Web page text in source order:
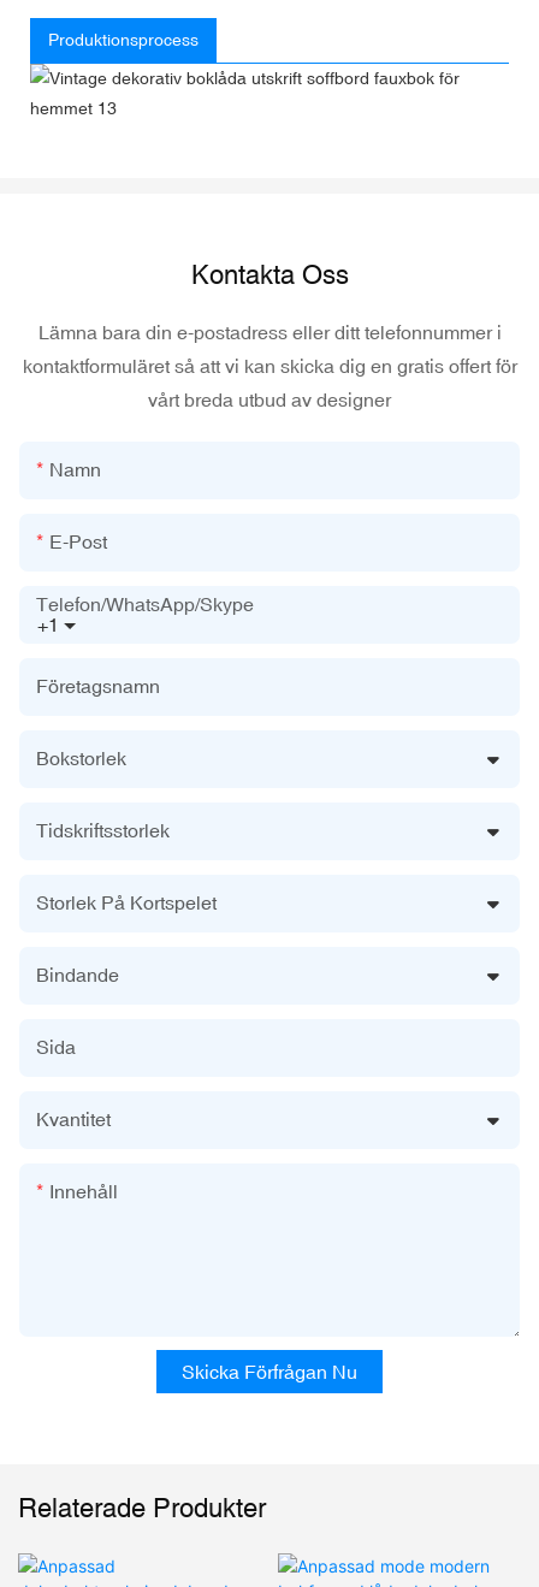
Produktionsprocess
Kontakta Oss
Lämna bara din e-postadress eller ditt telefonnummer i
kontaktformuläret så att vi kan skicka dig en gratis offert för
vårt breda utbud av designer
Namn
E-Post
+1
Telefon/WhatsApp/Skype
Företagsnamn
Bokstorlek
Tidskriftsstorlek
Storlek På Kortspelet
Bindande
Sida
Kvantitet
Innehåll
Skicka Förfrågan Nu
Relaterade Produkter